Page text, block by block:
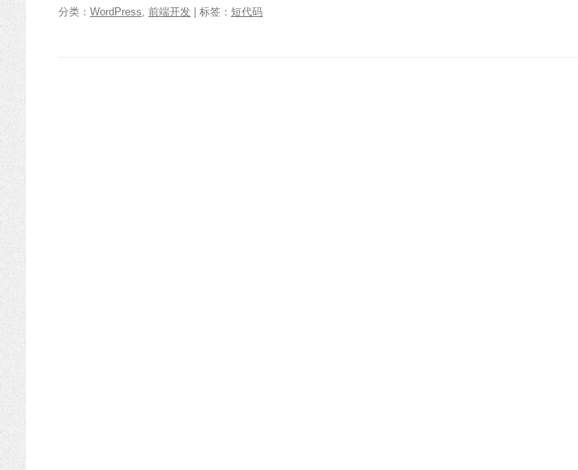
分类： WordPress, 前端开发 | 标签： 短代码